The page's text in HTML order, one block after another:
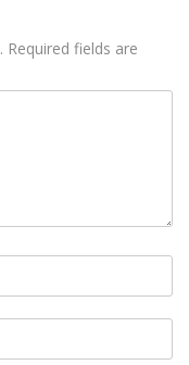
Required fields are